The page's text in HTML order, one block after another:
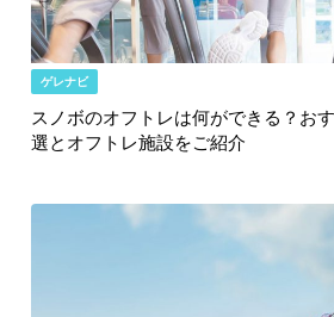
ゲレナビ
スノボのオフトレは何ができる？お
選とオフトレ施設をご紹介